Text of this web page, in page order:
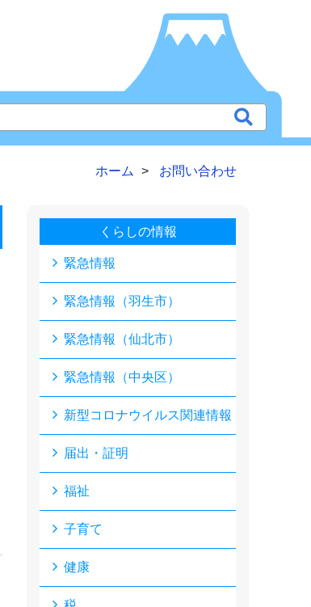
ホーム お問い合わせ
くらしの情報
緊急情報
緊急情報（羽生市）
緊急情報（仙北市）
緊急情報（中央区）
新型コロナウイルス関連情報
届出・証明
福祉
子育て
健康